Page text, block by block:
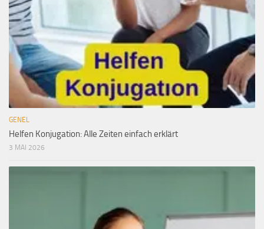
GENEL
Helfen Konjugation: Alle Zeiten einfach erklärt
3 MAI 2026